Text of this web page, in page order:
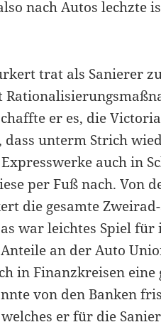
nach Autos lechzte
trat als Sanierer
er es, die
unterm Strich
auch in
per Fuß nach. Von
die gesamte
war leichtes Spiel für
an der Auto
in Finanzkreisen eine
von den Banken
er für die